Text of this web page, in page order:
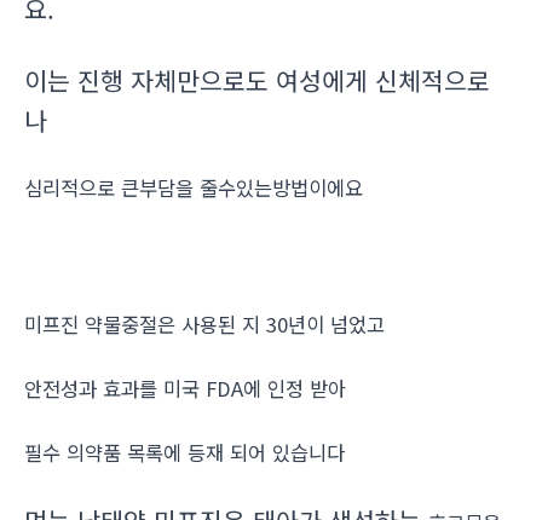
요.
이는 진행 자체만으로도 여성에게 신체적으로
나
심리적으로 큰부담을 줄수있는방법이에요
미프진 약물중절은 사용된 지 30년이 넘었고
안전성과 효과를 미국 FDA에 인정 받아
필수 의약품 목록에 등재 되어 있습니다